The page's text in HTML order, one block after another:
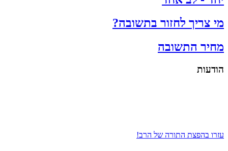
מי צריך לחזור בתשובה?
מחיר התשובה
הודעות
עזרו בהפצת התורה של הרב!